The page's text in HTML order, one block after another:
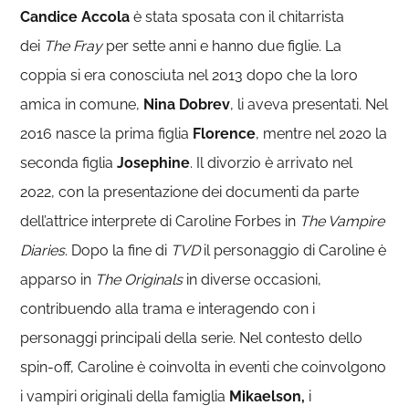
Candice Accolaè stata sposata con il chitarrista
dei The Frayper sette anni e hanno due figlie. La
coppia si era conosciuta nel 2013 dopo che la loro
amica in comune, Nina Dobrev, li aveva presentati. Nel
2016 nasce la prima figlia Florence, mentre nel 2020 la
seconda figliaJosephine. Il divorzio è arrivato nel
2022, con la presentazione dei documenti da parte
dell’attrice interprete di Caroline Forbes in The Vampire
Diaries. Dopo la fine di TVDil personaggio di Caroline è
apparso in The Originalsin diverse occasioni,
contribuendo alla trama e interagendo con i
personaggi principali della serie. Nel contesto dello
spin-off, Caroline è coinvolta in eventi che coinvolgono
i vampiri originali della famiglia Mikaelson, i